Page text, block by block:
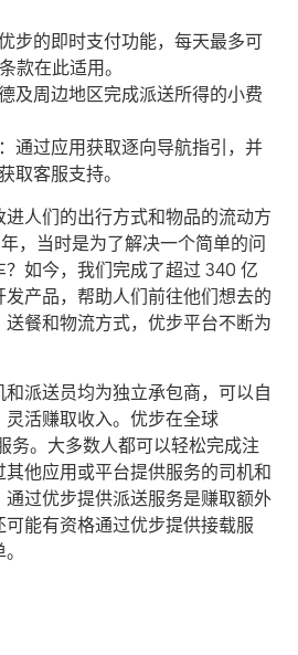
步的即时支付功能，每天最多可
款在此适用。
及周边地区完成派送所得的小费
通过应用获取逐向导航指引，并
取客服支持。
人们的出行方式和物品的流动方
，当时是为了解决一个简单的问
如今，我们完成了超过 340 亿
产品，帮助人们前往他们想去的
餐和物流方式，优步平台不断为
派送员均为独立承包商，可以自
活赚取收入。优步在全球
务。大多数人都可以轻松完成注
他应用或平台提供服务的司机和
过优步提供派送服务是赚取额外
能有资格通过优步提供接载服